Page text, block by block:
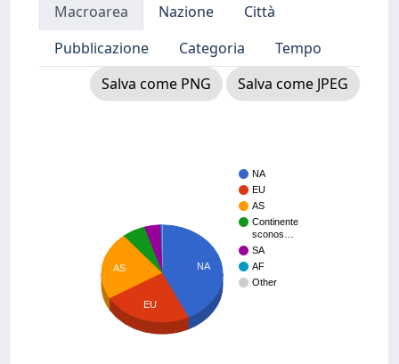
Macroarea Nazione
Città
Pubblicazione
Categoria
Tempo
Salva come PNG
Salva come JPEG
NA
EU
AS
Continente
sconos…
SA
AF
Other
NA
AS
EU